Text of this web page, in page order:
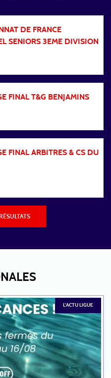
DE FRANCE
SENIORS 3EME DIVISION
FINAL T&G BENJAMINS
FINAL ARBITRES & CS DU
L'ACTU LIGUE